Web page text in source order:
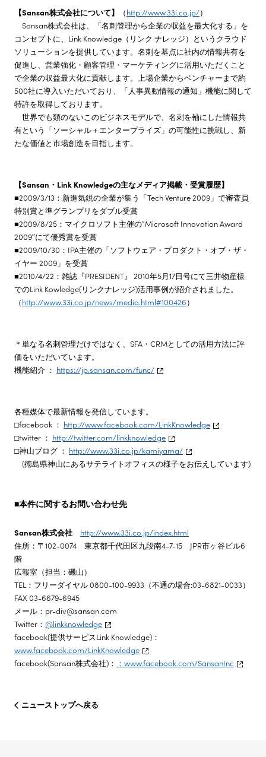
【Sansan株式会社について】 （http://www.33i.co.jp/）
Sansan株式会社は、「名刺管理から企業の収益を最大化する」を
コンセプトに、Link Knowledge（リンク ナレッジ）というクラウド
ソリューションを提供しています。名刺を基点に社内の情報共有を
促進し、営業強化・顧客管理・マーケティングに活用いただくこと
で企業の収益最大化に貢献します。上場企業からベンチャーまで約
500社に導入いただいており、「人事異動情報の通知」機能に関して
特許を取得しております。
世界でも類のないこのビジネスモデルで、名刺を軸にした情報共
有という「ソーシャル＋エンタープライズ」の可能性に挑戦し、新
たな価値と市場創造を目指します。
【Sansan・Link Knowledgeの主なメディア掲載・受賞履歴】
■2009/3/13：新進気鋭の企業が集う「Tech Venture 2009」で審査員
特別賞と準グランプリをダブル受賞
■2009/8/25：マイクロソフト主催の”Microsoft Innovation Award
2009″にて優秀賞を受賞
■2009/10/30：IPA主催の「ソフトウェア・プロダクト・オブ・ザ・
イヤー 2009」を受賞
■2010/4/22：雑誌『PRESIDENT』 2010年5月17日号にて三井物産様
でのLink Kowledge(リンクナレッジ)活用事例が紹介されました。
（http://www.33i.co.jp/news/media.html#100426）
＊単なる名刺管理だけではなく、SFA・CRMとしての活用方法に評
価をいただいています。
機能紹介 ： https://jp.sansan.com/func/
各種媒体で最新情報を発信しています。
□facebook ： http://www.facebook.com/LinkKnowledge
□twitter ： http://twitter.com/linkknowledge
□神山ブログ ： http://www.33i.co.jp/kamiyama/
(徳島県神山にあるサテライトオフィスの様子をお伝えしています)
■本件に関するお問い合わせ先
Sansan株式会社
http://www.33i.co.jp/index.html
住所：〒102-0074 東京都千代田区九段南4-7-15 JPR市ヶ谷ビル6
階
広報室（担当：磯山）
TEL：フリーダイヤル 0800-100-9933 （不通の場合:03-6821-0033）
FAX 03-6679-6945
メール：pr-div@sansan.com
Twitter： @linkknowledge
facebook(提供サービスLink Knowledge)：
www.facebook.com/LinkKnowledge
facebook(Sansan株式会社)： ：www.facebook.com/SansanInc
ニューストップへ戻る